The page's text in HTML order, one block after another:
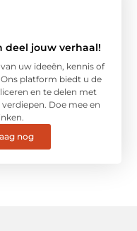
deel jouw verhaal!
uw ideeën, kennis of
platform biedt u de
en te delen met
Doe mee en
nog